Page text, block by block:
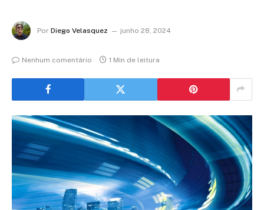
Por Diego Velasquez junho 28, 2024
Nenhum comentário 1 Min de leitura